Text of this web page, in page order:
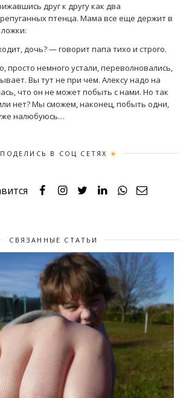
друг к другу как два
птенца. Мама все еще держит в
дочь? — говорит папа тихо и строго.
просто немного устали, переволновались,
Вы тут не при чем. Алексу надо на
что он не может побыть с нами. Но так
нет? Мы сможем, наконец, побыть одни,
налюбуюсь…
ПОДЕЛИСЬ В СОЦ СЕТЯХ
СВЯЗАННЫЕ СТАТЬИ